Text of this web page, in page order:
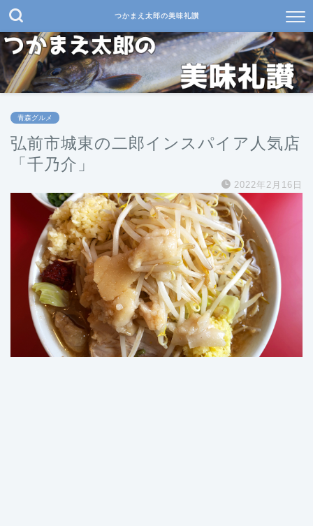
つかまえ太郎の美味礼讃
青森グルメ
弘前市城東の二郎インスパイア人気店
「千乃介」
2022年2月16日